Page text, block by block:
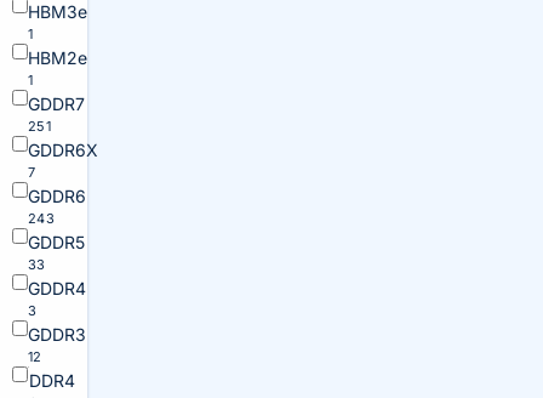
HBM3e
1
HBM2e
1
GDDR7
251
GDDR6X
7
GDDR6
243
GDDR5
33
GDDR4
3
GDDR3
12
DDR4